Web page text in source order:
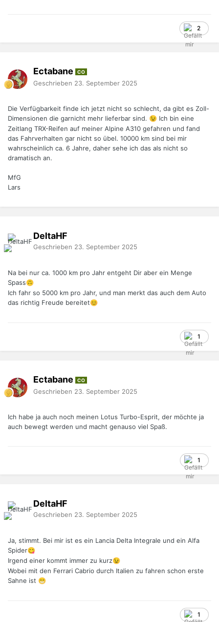
2
Ectabane CO
Geschrieben 23. September 2025
Die Verfügbarkeit finde ich jetzt nicht so schlecht, da gibt es Zoll-
Dimensionen die garnicht mehr lieferbar sind. 😉 Ich bin eine
Zeitlang TRX-Reifen auf meiner Alpine A310 gefahren und fand
das Fahrverhalten gar nicht so übel. 10000 km sind bei mir
wahrscheinlich ca. 6 Jahre, daher sehe ich das als nicht so
dramatisch an.
MfG
Lars
DeltaHF
Geschrieben 23. September 2025
Na bei nur ca. 1000 km pro Jahr entgeht Dir aber ein Menge
Spass🙃
Ich fahr so 5000 km pro Jahr, und man merkt das auch dem Auto
das richtig Freude bereitet😊
1
Ectabane CO
Geschrieben 23. September 2025
Ich habe ja auch noch meinen Lotus Turbo-Esprit, der möchte ja
auch bewegt werden und macht genauso viel Spaß.
1
DeltaHF
Geschrieben 23. September 2025
Ja, stimmt. Bei mir ist es ein Lancia Delta Integrale und ein Alfa
Spider😋
Irgend einer kommt immer zu kurz😉
Wobei mit den Ferrari Cabrio durch Italien zu fahren schon erste
Sahne ist 😁
1